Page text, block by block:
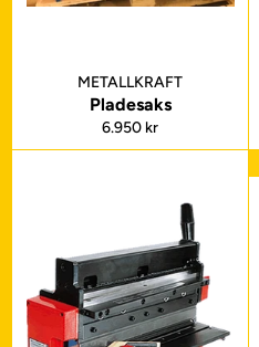
METALLKRAFT
Pladesaks
Normalpris
6.950 kr